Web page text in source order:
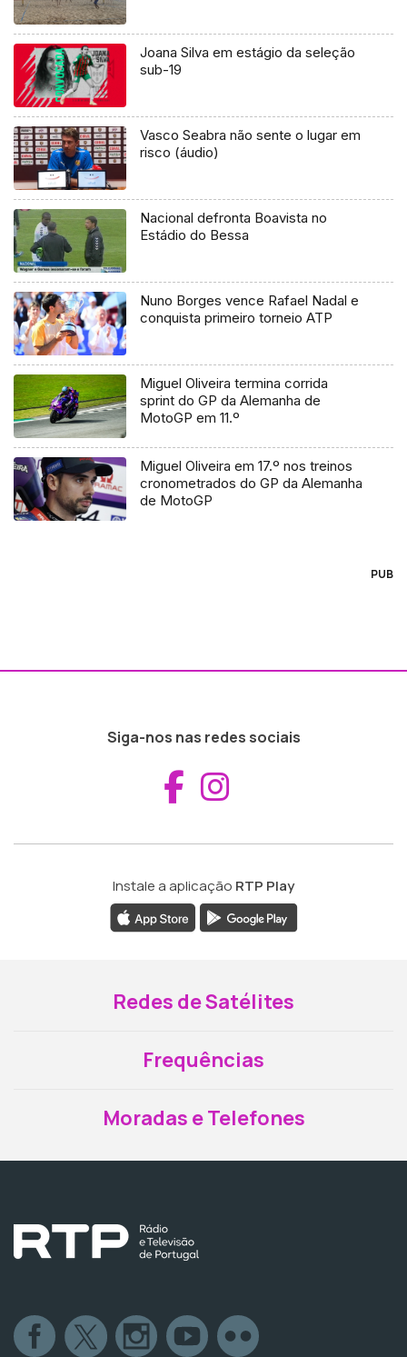
Joana Silva em estágio da seleção
sub-19
Vasco Seabra não sente o lugar em
risco (áudio)
Nacional defronta Boavista no
Estádio do Bessa
Nuno Borges vence Rafael Nadal e
conquista primeiro torneio ATP
Miguel Oliveira termina corrida
sprint do GP da Alemanha de
MotoGP em 11.º
Miguel Oliveira em 17.º nos treinos
cronometrados do GP da Alemanha
de MotoGP
PUB
Siga-nos nas redes sociais
Aceder ao
Instale a aplicação RTP Play
Redes de Satélites
Frequências
Moradas e Telefones